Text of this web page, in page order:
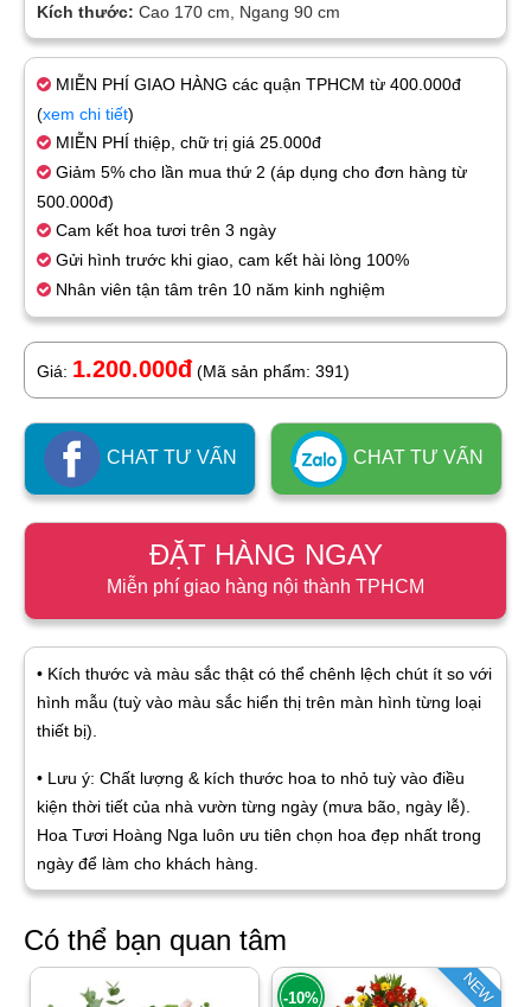
Kích thước: Cao 170 cm, Ngang 90 cm
MIỄN PHÍ GIAO HÀNG các quận TPHCM từ 400.000đ
(xem chi tiết)
MIỄN PHÍ thiệp, chữ trị giá 25.000đ
Giảm 5% cho lần mua thứ 2 (áp dụng cho đơn hàng từ
500.000đ)
Cam kết hoa tươi trên 3 ngày
Gửi hình trước khi giao, cam kết hài lòng 100%
Nhân viên tận tâm trên 10 năm kinh nghiệm
Giá: 1.200.000đ (Mã sản phẩm: 391)
CHAT TƯ VẤN CHAT TƯ VẤN
ĐẶT HÀNG NGAY
Miễn phí giao hàng nội thành TPHCM
• Kích thước và màu sắc thật có thể chênh lệch chút ít so với
hình mẫu (tuỳ vào màu sắc hiển thị trên màn hình từng loại
thiết bị).
• Lưu ý: Chất lượng & kích thước hoa to nhỏ tuỳ vào điều
kiện thời tiết của nhà vườn từng ngày (mưa bão, ngày lễ).
Hoa Tươi Hoàng Nga luôn ưu tiên chọn hoa đẹp nhất trong
ngày để làm cho khách hàng.
Có thể bạn quan tâm
NEW
-10%